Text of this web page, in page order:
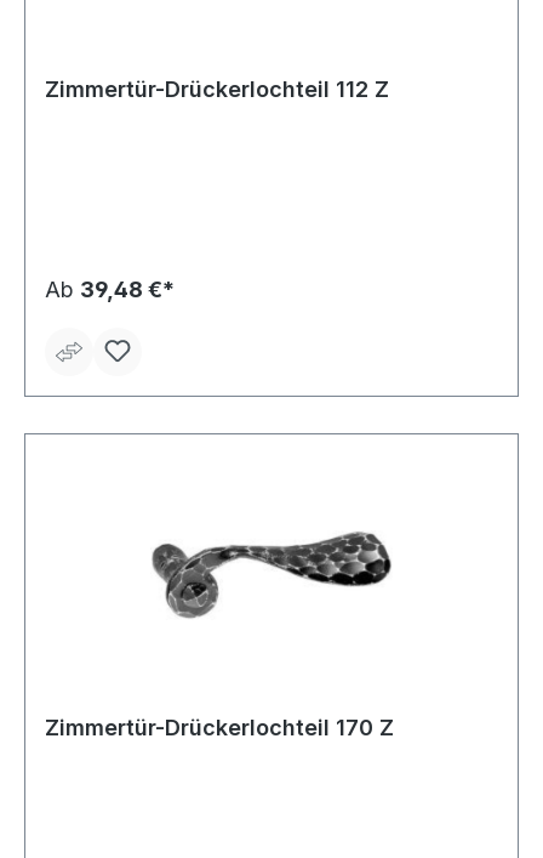
Zimmertür-Drückerlochteil 112 Z
Ab 39,48 €*
Zimmertür-Drückerlochteil 170 Z